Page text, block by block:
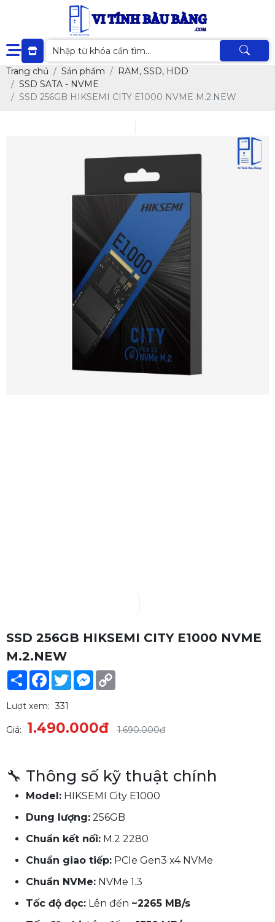
Trang chủ Sản phẩm
RAM, SSD, HDD
SSD SATA - NVME
SSD 256GB HIKSEMI CITY E1000 NVME M.2.NEW
SSD 256GB HIKSEMI CITY E1000 NVME
M.2.NEW
Share Facebook
TwitterMessenger
Lượt xem: 331
Giá: 1.490.000đ 1.690.000đ
🔧 Thông số kỹ thuật chính
Model: HIKSEMI City E1000
Dung lượng: 256GB
Chuẩn kết nối: M.2 2280
Chuẩn giao tiếp: PCIe Gen3 x4 NVMe
Chuẩn NVMe: NVMe 1.3
Tốc độ đọc: Lên đến ~2265 MB/s